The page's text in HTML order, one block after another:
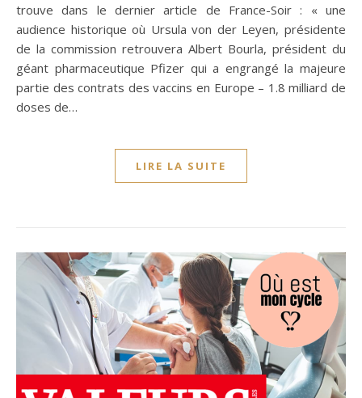
trouve dans le dernier article de France-Soir : « une
audience historique où Ursula von der Leyen, présidente
de la commission retrouvera Albert Bourla, président du
géant pharmaceutique Pfizer qui a engrangé la majeure
partie des contrats des vaccins en Europe – 1.8 milliard de
doses de…
LIRE LA SUITE